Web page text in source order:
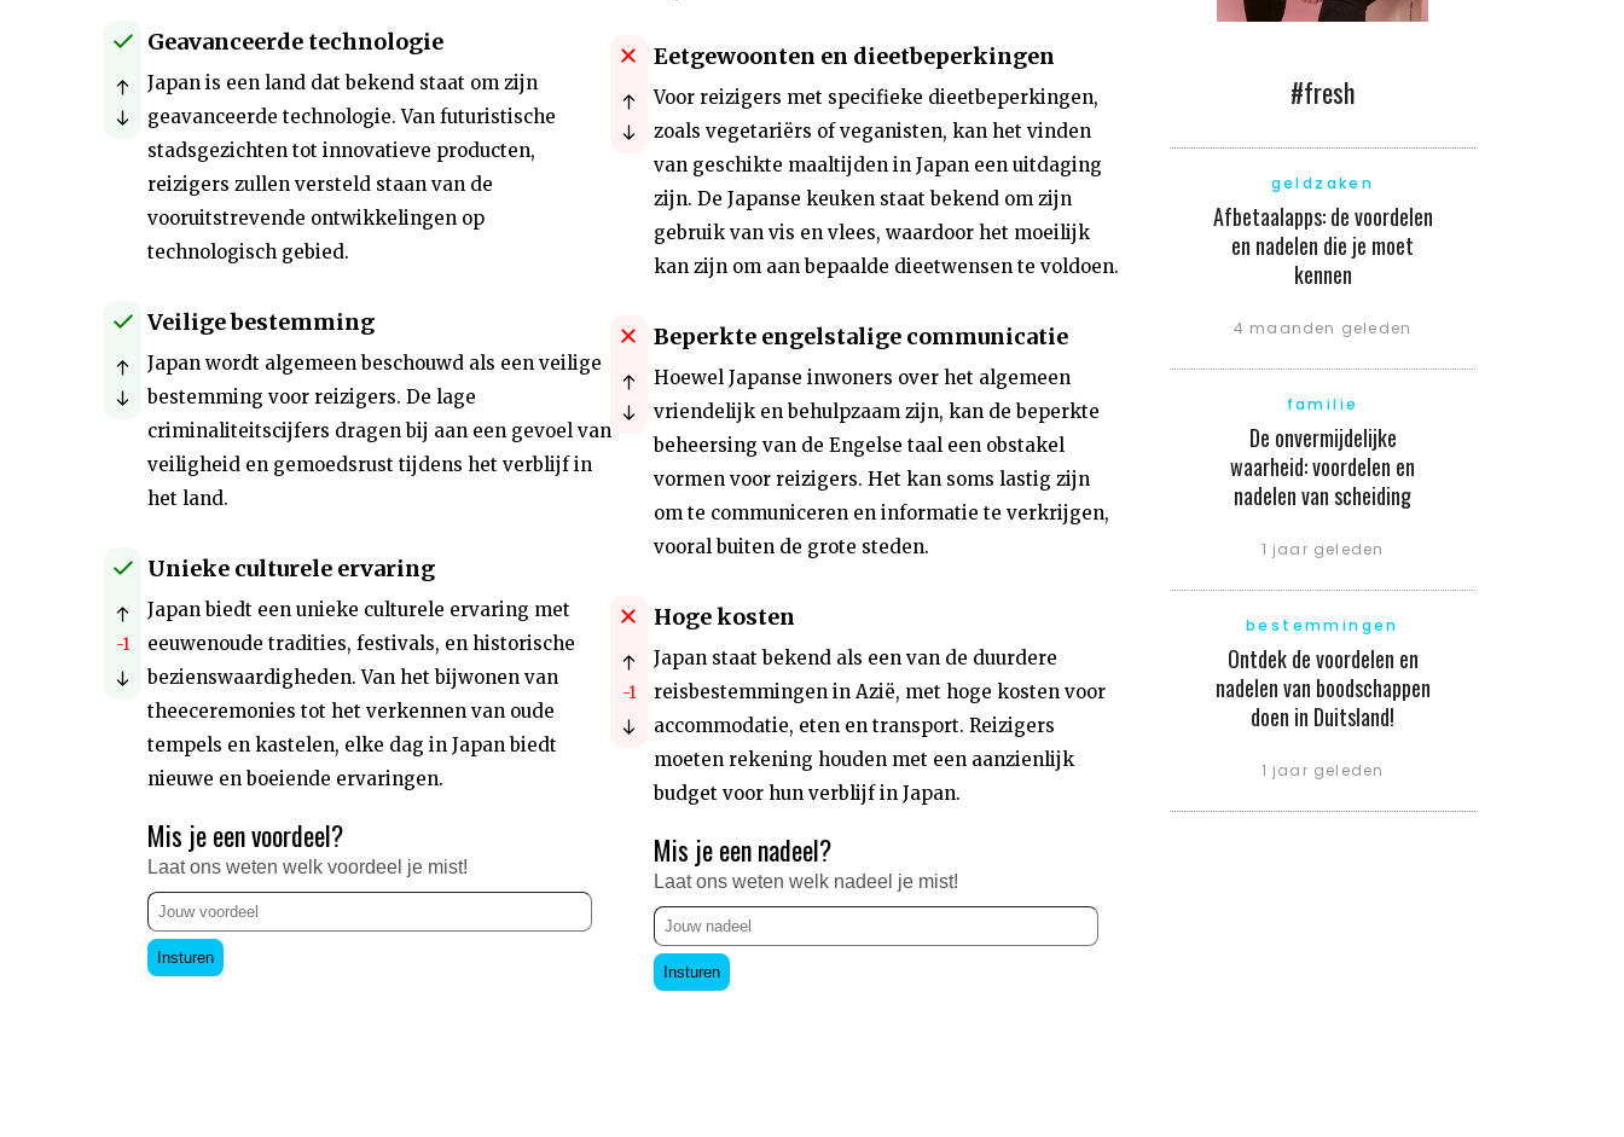
Geavanceerde technologie
Japan is een land dat bekend staat om zijn
geavanceerde technologie. Van futuristische
stadsgezichten tot innovatieve producten,
reizigers zullen versteld staan van de
vooruitstrevende ontwikkelingen op
technologisch gebied.
Veilige bestemming
Japan wordt algemeen beschouwd als een veilige
bestemming voor reizigers. De lage
criminaliteitscijfers dragen bij aan een gevoel van
veiligheid en gemoedsrust tijdens het verblijf in
het land.
-1
Unieke culturele ervaring
Japan biedt een unieke culturele ervaring met
eeuwenoude tradities, festivals, en historische
bezienswaardigheden. Van het bijwonen van
theeceremonies tot het verkennen van oude
tempels en kastelen, elke dag in Japan biedt
nieuwe en boeiende ervaringen.
Mis je een voordeel?
Laat ons weten welk voordeel je mist!
Insturen
Eetgewoonten en dieetbeperkingen
Voor reizigers met specifieke dieetbeperkingen,
zoals vegetariërs of veganisten, kan het vinden
van geschikte maaltijden in Japan een uitdaging
zijn. De Japanse keuken staat bekend om zijn
gebruik van vis en vlees, waardoor het moeilijk
kan zijn om aan bepaalde dieetwensen te voldoen.
Beperkte engelstalige communicatie
Hoewel Japanse inwoners over het algemeen
vriendelijk en behulpzaam zijn, kan de beperkte
beheersing van de Engelse taal een obstakel
vormen voor reizigers. Het kan soms lastig zijn
om te communiceren en informatie te verkrijgen,
vooral buiten de grote steden.
-1
Hoge kosten
Japan staat bekend als een van de duurdere
reisbestemmingen in Azië, met hoge kosten voor
accommodatie, eten en transport. Reizigers
moeten rekening houden met een aanzienlijk
budget voor hun verblijf in Japan.
Mis je een nadeel?
Laat ons weten welk nadeel je mist!
Insturen
#fresh
geldzaken
Afbetaalapps: de voordelen
en nadelen die je moet
kennen
4 maanden geleden
familie
De onvermijdelijke
waarheid: voordelen en
nadelen van scheiding
1 jaar geleden
bestemmingen
Ontdek de voordelen en
nadelen van boodschappen
doen in Duitsland!
1 jaar geleden